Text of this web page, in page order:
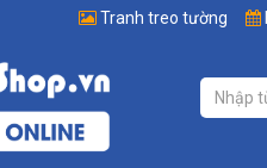
Tranh treo tường